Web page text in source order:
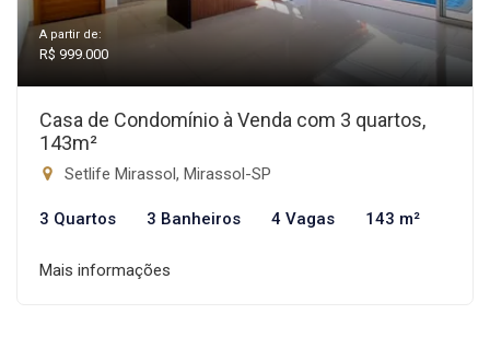
A partir de:
R$ 999.000
Casa de Condomínio à Venda com 3 quartos,
143m²
Setlife Mirassol, Mirassol-SP
3 Quartos 3 Banheiros 4 Vagas 143 m²
Mais informações